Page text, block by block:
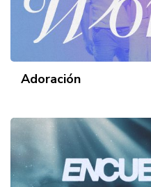
Adoración